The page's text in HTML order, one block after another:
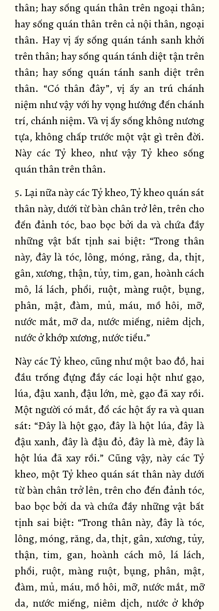
thân; hay sống quán thân trên ngoại thân;
hay sống quán thân trên cả nội thân, ngoại
thân. Hay vị ấy sống quán tánh sanh khởi
trên thân; hay sống quán tánh diệt tận trên
thân; hay sống quán tánh sanh diệt trên
thân. “Có thân đây”, vị ấy an trú chánh
niệm như vậy với hy vọng hướng đến chánh
trí, chánh niệm. Và vị ấy sống không nương
tựa, không chấp trước một vật gì trên đời.
Này các Tỷ kheo, như vậy Tỷ kheo sống
quán thân trên thân.
5. Lại nữa này các Tỷ kheo, Tỷ kheo quán sát
thân này, dưới từ bàn chân trở lên, trên cho
đến đảnh tóc, bao bọc bởi da và chứa đầy
những vật bất tịnh sai biệt: “Trong thân
này, đây là tóc, lông, móng, răng, da, thịt,
gân, xương, thận, tủy, tim, gan, hoành cách
mô, lá lách, phổi, ruột, màng ruột, bụng,
phân, mật, đàm, mủ, máu, mồ hôi, mỡ,
nước mắt, mỡ da, nước miếng, niêm dịch,
nước ở khớp xương, nước tiểu.”
Này các Tỷ kheo, cũng như một bao đồ, hai
đầu trống đựng đầy các loại hột như gạo,
lúa, đậu xanh, đậu lớn, mè, gạo đã xay rồi.
Một người có mắt, đổ các hột ấy ra và quan
sát: “Đây là hột gạo, đây là hột lúa, đây là
đậu xanh, đây là đậu đỏ, đây là mè, đây là
hột lúa đã xay rồi.” Cũng vậy, này các Tỷ
kheo, một Tỷ kheo quán sát thân này dưới
từ bàn chân trở lên, trên cho đến đảnh tóc,
bao bọc bởi da và chứa đầy những vật bất
tịnh sai biệt: “Trong thân này, đây là tóc,
lông, móng, răng, da, thịt, gân, xương, tủy,
thận, tim, gan, hoành cách mô, lá lách,
phổi, ruột, màng ruột, bụng, phân, mật,
đàm, mủ, máu, mồ hôi, mỡ, nước mắt, mỡ
da, nước miếng, niêm dịch, nước ở khớp